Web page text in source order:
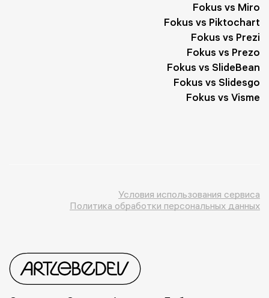
Fokus vs Miro
Fokus vs Piktochart
Fokus vs Prezi
Fokus vs Prezo
Fokus vs SlideBean
Fokus vs Slidesgo
Fokus vs Visme
Условия использования сервиса
Политика обработки персональных данных